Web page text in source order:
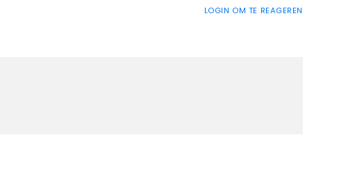
LOGIN OM TE REAGEREN